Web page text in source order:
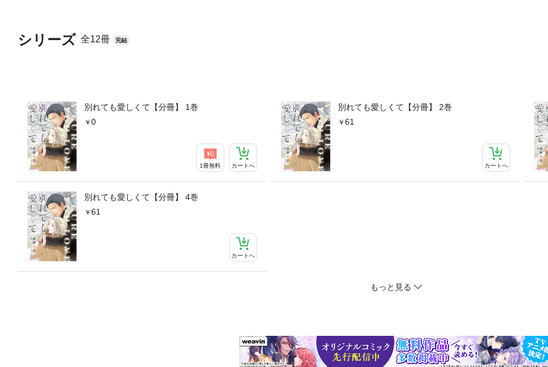
シリーズ 全12冊 完結
別れても愛しくて【分冊】 1巻
0
1冊無料 カートへ
別れても愛しくて【分冊】 2巻
61
カートへ
別れても愛しくて【分冊】 4巻
61
カートへ
もっと見る